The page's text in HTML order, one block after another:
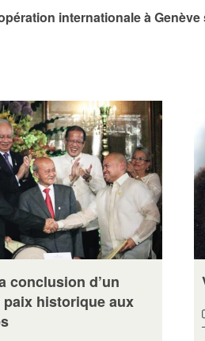
internationale à
conclusion d’un
historique aux